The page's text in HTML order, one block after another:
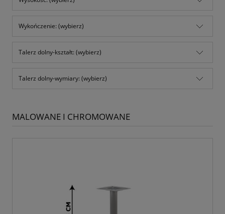
Wykończenie: (wybierz)
Talerz dolny-kształt: (wybierz)
Talerz dolny-wymiary: (wybierz)
MALOWANE I CHROMOWANE